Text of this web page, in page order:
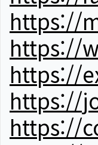
https://
https://
https://
https://
https://